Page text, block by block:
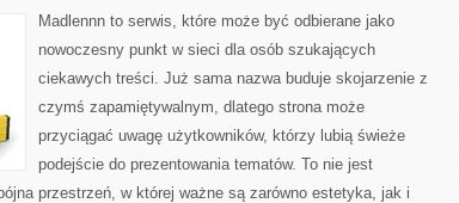
Madlennn to serwis, które może być odbierane jako
nowoczesny punkt w sieci dla osób szukających
ciekawych treści. Już sama nazwa buduje skojarzenie z
czymś zapamiętywalnym, dlatego strona może
przyciągać uwagę użytkowników, którzy lubią świeże
podejście do prezentowania tematów. To nie jest
przestrzeń, w której ważne są zarówno estetyka, jak i